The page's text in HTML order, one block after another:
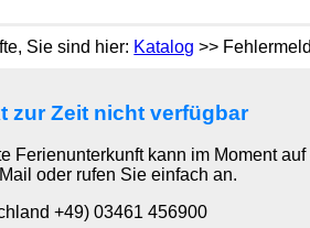
Sie sind hier: Katalog >>
zur Zeit nicht verfügbar
Ferienunterkunft kann im Moment
oder rufen Sie einfach an.
+49) 03461 456900